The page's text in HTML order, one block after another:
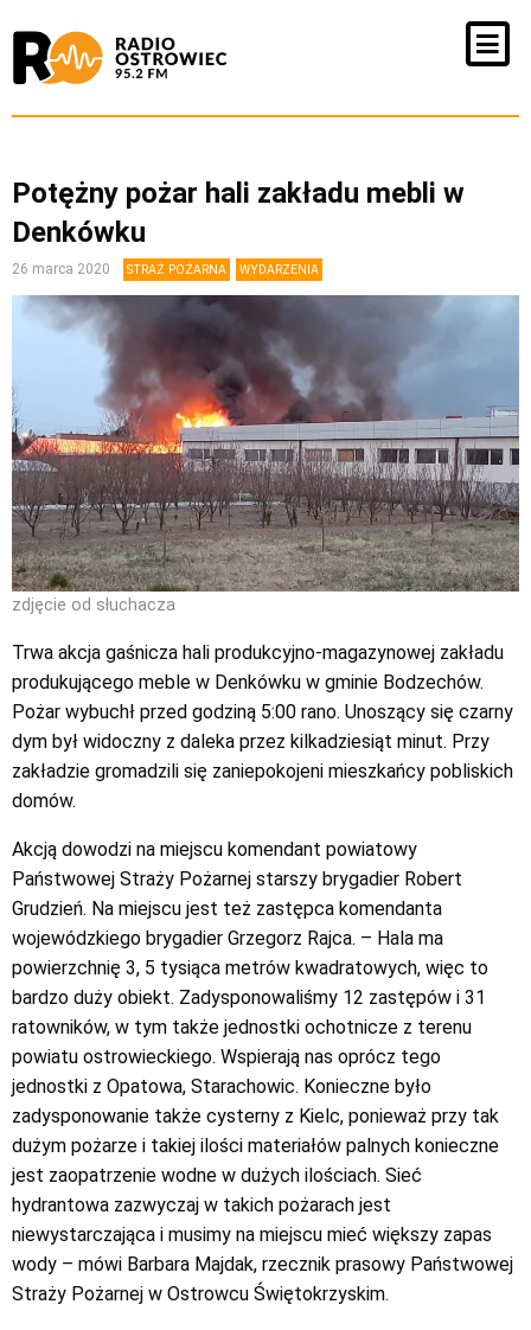
Potężny pożar hali zakładu mebli w
Denkówku
26 marca 2020 STRAŻ POŻARNA WYDARZENIA
zdjęcie od słuchacza
Trwa akcja gaśnicza hali produkcyjno-magazynowej zakładu
produkującego meble w Denkówku w gminie Bodzechów.
Pożar wybuchł przed godziną 5:00 rano. Unoszący się czarny
dym był widoczny z daleka przez kilkadziesiąt minut. Przy
zakładzie gromadzili się zaniepokojeni mieszkańcy pobliskich
domów.
Akcją dowodzi na miejscu komendant powiatowy
Państwowej Straży Pożarnej starszy brygadier Robert
Grudzień. Na miejscu jest też zastępca komendanta
wojewódzkiego brygadier Grzegorz Rajca. – Hala ma
powierzchnię 3, 5 tysiąca metrów kwadratowych, więc to
bardzo duży obiekt. Zadysponowaliśmy 12 zastępów i 31
ratowników, w tym także jednostki ochotnicze z terenu
powiatu ostrowieckiego. Wspierają nas oprócz tego
jednostki z Opatowa, Starachowic. Konieczne było
zadysponowanie także cysterny z Kielc, ponieważ przy tak
dużym pożarze i takiej ilości materiałów palnych konieczne
jest zaopatrzenie wodne w dużych ilościach. Sieć
hydrantowa zazwyczaj w takich pożarach jest
niewystarczająca i musimy na miejscu mieć większy zapas
wody – mówi Barbara Majdak, rzecznik prasowy Państwowej
Straży Pożarnej w Ostrowcu Świętokrzyskim.